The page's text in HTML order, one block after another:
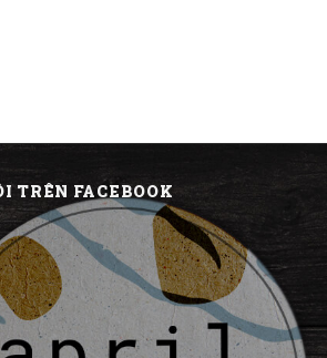
TRÊN FACEBOOK